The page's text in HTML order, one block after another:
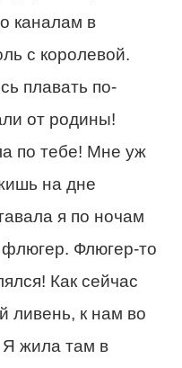
каналам в
с королевой.
плавать по-
от родины!
по тебе! Мне уж
на дне
я по ночам
флюгер. Флюгер-то
Как сейчас
ливень, к нам во
жила там в